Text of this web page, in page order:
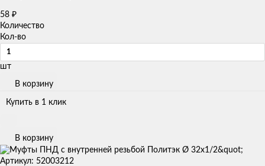
58 ₽
Количество
Кол-во
шт
В корзину
Купить в 1 клик
В корзину
Артикул: 52003212